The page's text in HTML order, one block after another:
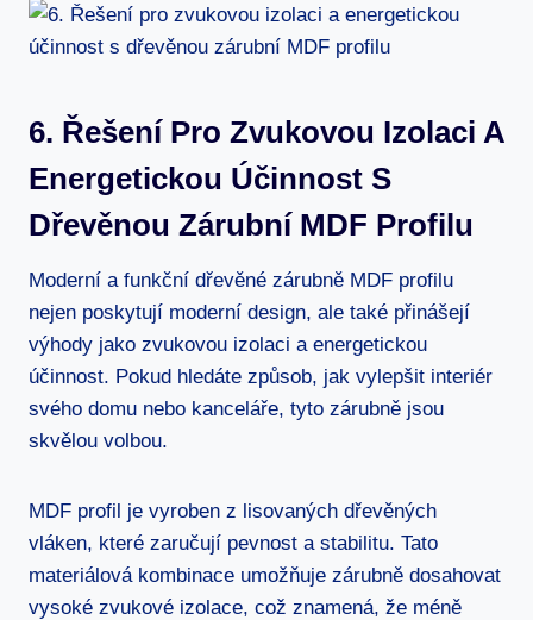
6. Řešení Pro Zvukovou Izolaci A
Energetickou Účinnost S
Dřevěnou Zárubní MDF Profilu
Moderní a funkční dřevěné zárubně MDF profilu
nejen poskytují moderní design, ale také přinášejí
výhody jako zvukovou izolaci a energetickou
účinnost. Pokud hledáte způsob, jak vylepšit interiér
svého domu nebo kanceláře, tyto zárubně jsou
skvělou volbou.
MDF profil je vyroben z lisovaných dřevěných
vláken, které zaručují pevnost a stabilitu. Tato
materiálová kombinace umožňuje zárubně dosahovat
vysoké zvukové izolace, což znamená, že méně